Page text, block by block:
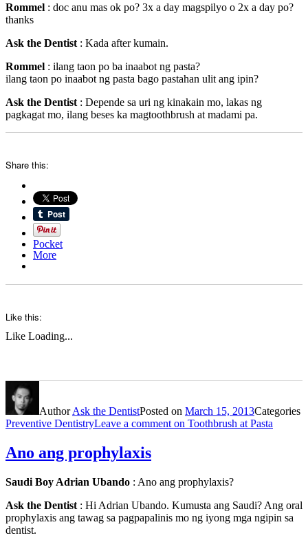
Rommel : doc anu mas ok po? 3x a day magspilyo o 2x a day po?
thanks
Ask the Dentist : Kada after kumain.
Rommel : ilang taon po ba inaabot ng pasta?
ilang taon po inaabot ng pasta bago pastahan ulit ang ipin?
Ask the Dentist : Depende sa uri ng kinakain mo, lakas ng
pagkagat mo, ilang beses ka magtoothbrush at madami pa.
Share this:
Pocket
More
Like this:
Like Loading...
AuthorAsk the DentistPosted on March 15, 2013Categories
Preventive DentistryLeave a comment on Toothbrush at Pasta
Ano ang prophylaxis
Saudi Boy Adrian Ubando : Ano ang prophylaxis?
Ask the Dentist : Hi Adrian Ubando. Kumusta ang Saudi? Ang oral
prophylaxis ang tawag sa pagpapalinis mo ng iyong mga ngipin sa
dentist.